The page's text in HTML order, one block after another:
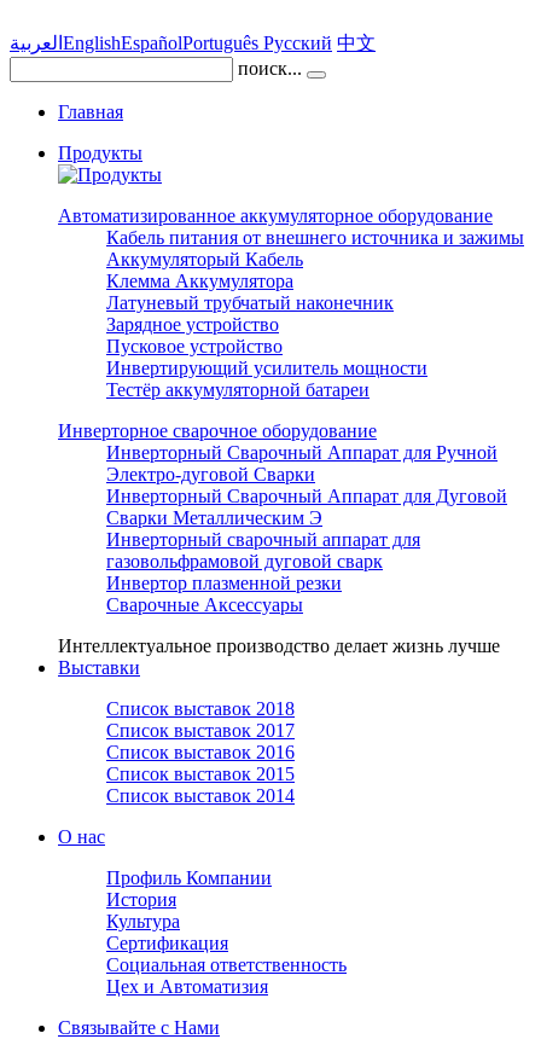
العربية EnglishEspañolPortuguês Pусский 中文
поиск...
Главная
Продукты
Автоматизированное аккумуляторное оборудование
Кабель питания от внешнего источника и зажимы
Аккумуляторый Кабель
Клемма Аккумулятора
Латуневый трубчатый наконечник
Зарядное устройство
Пусковое устройство
Инвертирующий усилитель мощности
Тестёр аккумуляторной батареи
Инверторное сварочное оборудование
Инверторный Сварочный Аппарат для Ручной
Электро-дуговой Сварки
Инверторный Сварочный Аппарат для Дуговой
Сварки Металлическим Э
Инверторный сварочный аппарат для
газовольфрамовой дуговой сварк
Инвертор плазменной резки
Сварочные Аксессуары
Интеллектуальное производство делает жизнь лучше
Выставки
Список выставок 2018
Список выставок 2017
Список выставок 2016
Список выставок 2015
Список выставок 2014
О нас
Профиль Компании
История
Культура
Сертификация
Социальная ответственность
Цех и Автоматизия
Связывайте с Нами